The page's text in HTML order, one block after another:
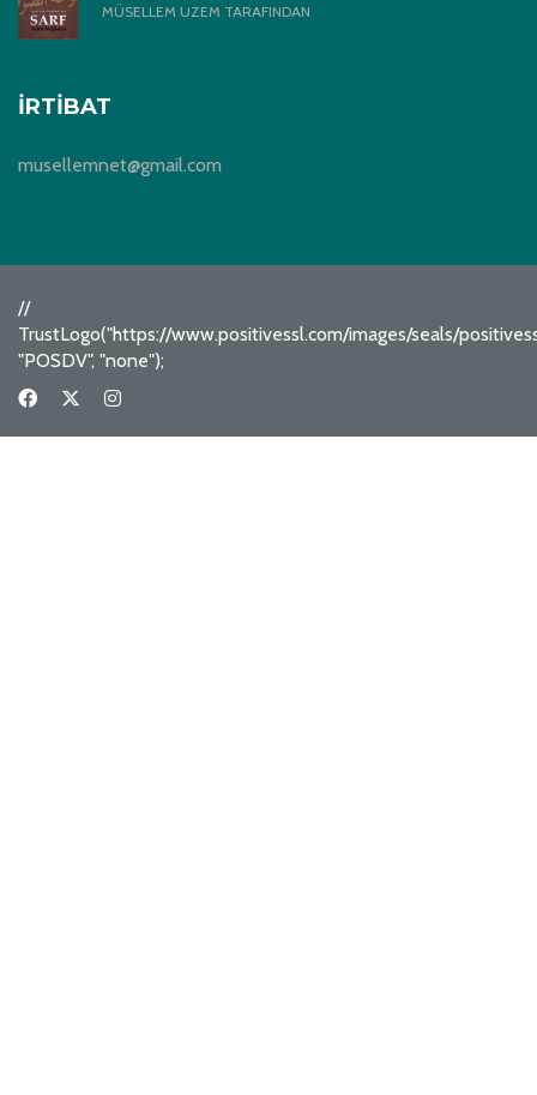
MÜSELLEM UZEM TARAFINDAN
İRTIBAT
musellemnet@gmail.com
//
TrustLogo("https://www.positivessl.com/images/seals/
"POSDV", "none");